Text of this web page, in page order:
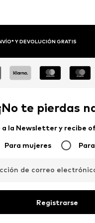
Y DEVOLUCIÓN GRATIS
te pierdas
la Newsletter y recibe
Para mujeres
de correo
Registrarse